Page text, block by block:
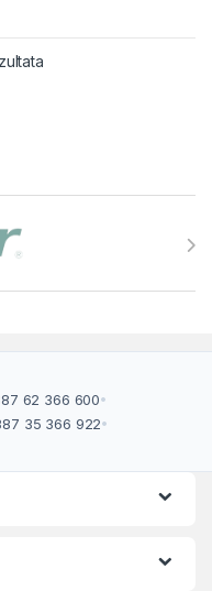
62 366 600•
35 366 922•